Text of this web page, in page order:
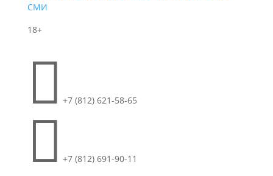
СМИ
18+
 +7 (812) 621-58-65
 +7 (812) 691-90-11